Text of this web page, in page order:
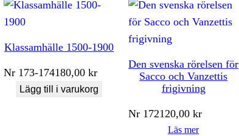
Klassamhälle 1500-1900
Nr 173-174180,00kr
Lägg till i varukorg
Den svenska rörelsen för
Sacco och Vanzettis
frigivning
Nr 172120,00 kr
Läs mer